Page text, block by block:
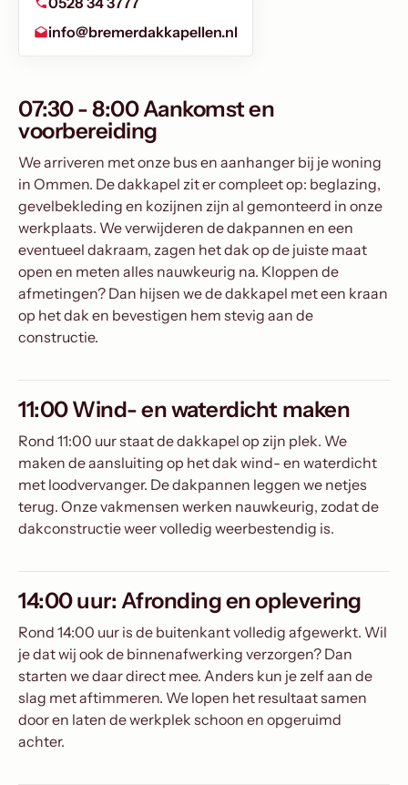
info@bremerdakkapellen.nl
07:30 - 8:00 Aankomst en
voorbereiding
We arriveren met onze bus en aanhanger bij je woning
in Ommen. De dakkapel zit er compleet op: beglazing,
gevelbekleding en kozijnen zijn al gemonteerd in onze
werkplaats. We verwijderen de dakpannen en een
eventueel dakraam, zagen het dak op de juiste maat
open en meten alles nauwkeurig na. Kloppen de
afmetingen? Dan hijsen we de dakkapel met een kraan
op het dak en bevestigen hem stevig aan de
constructie.
11:00 Wind- en waterdicht maken
Rond 11:00 uur staat de dakkapel op zijn plek. We
maken de aansluiting op het dak wind- en waterdicht
met loodvervanger. De dakpannen leggen we netjes
terug. Onze vakmensen werken nauwkeurig, zodat de
dakconstructie weer volledig weerbestendig is.
14:00 uur: Afronding en oplevering
Rond 14:00 uur is de buitenkant volledig afgewerkt. Wil
je dat wij ook de binnenafwerking verzorgen? Dan
starten we daar direct mee. Anders kun je zelf aan de
slag met aftimmeren. We lopen het resultaat samen
door en laten de werkplek schoon en opgeruimd
achter.